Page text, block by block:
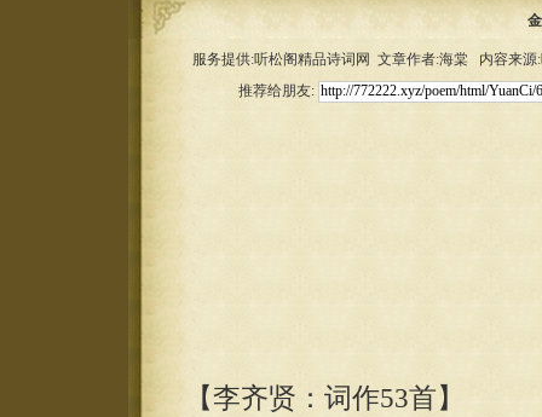
服务提供:听松阁精品诗词网 文章作者:海棠 内容来
推荐给朋友:
【李齐贤：词作53首】